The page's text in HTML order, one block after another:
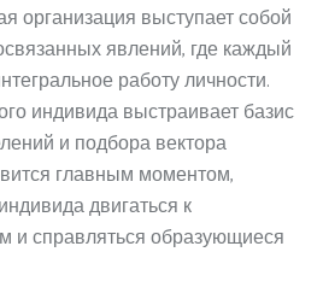
организация выступает собой
явлений, где каждый
работу личности.
индивида выстраивает базис
и подбора вектора
главным моментом,
двигаться к
и справляться образующиеся